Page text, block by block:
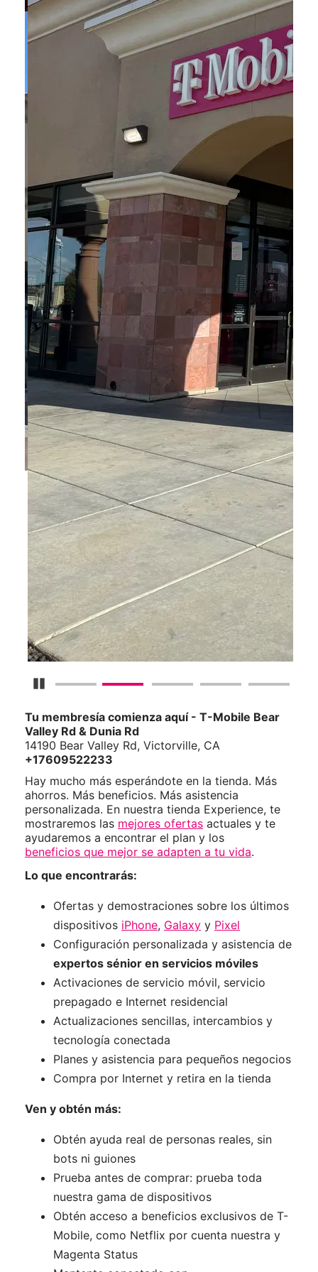
Detener carrusel
Tu membresía comienza aquí - T-Mobile Bear
Valley Rd & Dunia Rd
14190 Bear Valley Rd, Victorville, CA
+17609522233
Hay mucho más esperándote en la tienda. Más
ahorros. Más beneficios. Más asistencia
personalizada. En nuestra tienda Experience, te
mostraremos las mejores ofertas actuales y te
ayudaremos a encontrar el plan y los
beneficios que mejor se adapten a tu vida.
Lo que encontrarás:
Ofertas y demostraciones sobre los últimos
dispositivos iPhone, Galaxy y Pixel
Configuración personalizada y asistencia de
expertos sénior en servicios móviles
Activaciones de servicio móvil, servicio
prepagado e Internet residencial
Actualizaciones sencillas, intercambios y
tecnología conectada
Planes y asistencia para pequeños negocios
Compra por Internet y retira en la tienda
Ven y obtén más:
Obtén ayuda real de personas reales, sin
bots ni guiones
Prueba antes de comprar: prueba toda
nuestra gama de dispositivos
Obtén acceso a beneficios exclusivos de T-
Mobile, como Netflix por cuenta nuestra y
Magenta Status